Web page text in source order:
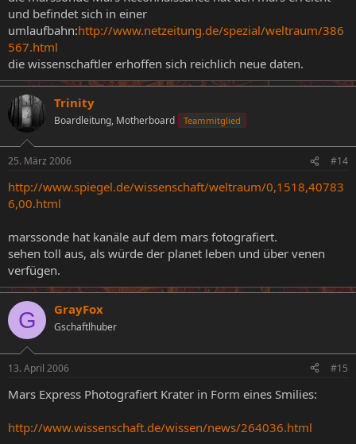
und befindet sich in einer
umlaufbahn:http://www.netzeitung.de/spezial/weltraum/386
567.html
die wissenschaftler erhoffen sich reichlich neue daten.
Trinity
Boardleitung, Motherboard Teammitglied
25. März 2006 #14
http://www.spiegel.de/wissenschaft/weltraum/0,1518,40783
6,00.html
marssonde hat kanäle auf dem mars fotografiert.
sehen toll aus, als würde der planet leben und über venen
verfügen.
G GrayFox
Gschaftlhuber
13. April 2006 #15
Mars Express Photografiert Krater in Form eines Smilies:
http://www.wissenschaft.de/wissen/news/264036.html